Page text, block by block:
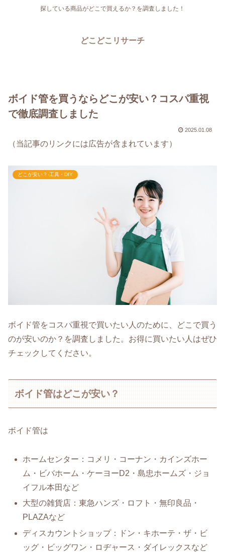
探している商品がどこで買えるか？を調査しました！
どこどこリサーチ
ボイド管を買うならどこが安い？コスパ重視
で徹底調査しました
2025.01.08
（当記事のリンクには広告が含まれています）
どこが安い？-工具・DIY
ボイド管をコスパ重視で買いたい人のために、どこで買う
のが安いのか？を調査しました。お得に買いたい人はぜひ
チェックしてください。
ボイド管はどこが安い？
ボイド管は
ホームセンター：コメリ・コーナン・カインズホー
ム・ビバホーム・ケーヨーD2・島忠ホームズ・ジョ
イフル本田など
大型の雑貨店：東急ハンズ・ロフト・無印良品・
PLAZAなど
ディスカウントショップ：ドン・キホーテ・ザ・ビ
ッグ・ビッグワン・ロヂャース・ダイレックスなど